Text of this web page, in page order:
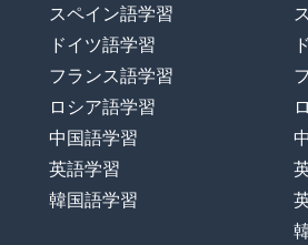
スペイン語学習
ドイツ語学習
フランス語学習
ロシア語学習
中国語学習
英語学習
韓国語学習